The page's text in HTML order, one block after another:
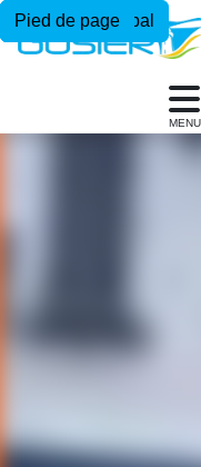
Menu principal
Contenu principal
Pied de page
MENU